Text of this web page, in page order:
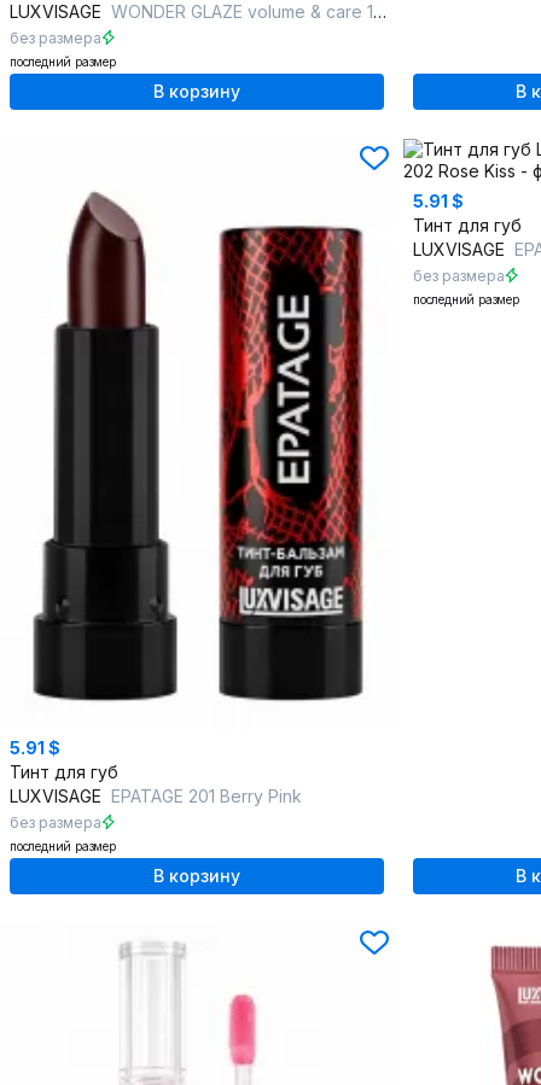
LUXVISAGE WONDER GLAZE volume & care 105 VERY BERRY
без размера
последний размер
В корзину В
5.91 $
Тинт для губ
LUXVISAGE EPATAGE 201 Berry Pink
без размера
последний размер
В корзину
5.91 $
Тинт для губ
LUXVISAGE
без размера
последний размер
В